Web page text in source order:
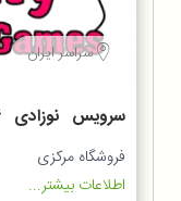
سراسر ایران
kitty
فروشگاه مرکزی
اطلاعات بیشتر...